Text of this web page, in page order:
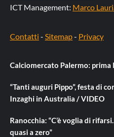
ICT Management: Marco
Contatti - Sitemap- Privacy
Calciomercato Palermo: prima
“Tanti auguri Pippo”, festa di
Inzaghi in Australia / VIDEO
Ranocchia: “C’è voglia di
quasi a zero”